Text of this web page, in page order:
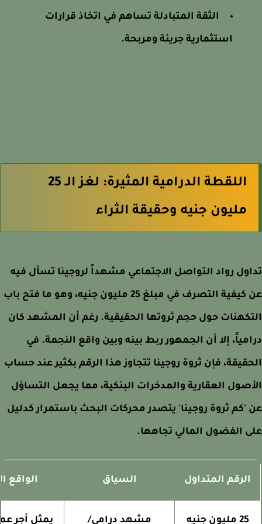
الثقة المتبادلة تساهم في اتخاذ قرارات
استثمارية جريئة ومربحة.
اللقطة الدرامية المثيرة: لغز الـ 25
مليون جنيه وحقيقة الثراء
رواد التواصل الاجتماعي مشهداً لروجينا تسأل فيه
عن كيفية التصرف في مبلغ 25 مليون جنيه، وهو ما فتح باب
حول حجم ثروتها الحقيقية. رغم أن المشهد كان
إلا أن الجمهور ربط بينه وبين واقع النجمة. في
فإن ثروة روجينا تتجاوز هذا الرقم بكثير عند حساب
العقارية والمدخرات البنكية، مما يجعل التساؤل
'كم ثروة روجينا' يتصدر محركات البحث باستمرار كدليل
الفضول المالي تجاهها.
الرقم المتداول السياق الواقع
مشهد درامي/ يمثل أجر